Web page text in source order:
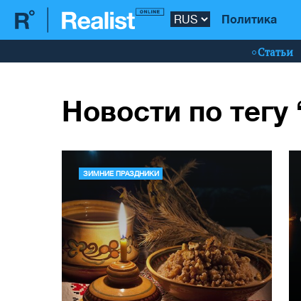
Политика
Статьи
Новости по тегу
ЗИМНИЕ ПРАЗДНИКИ